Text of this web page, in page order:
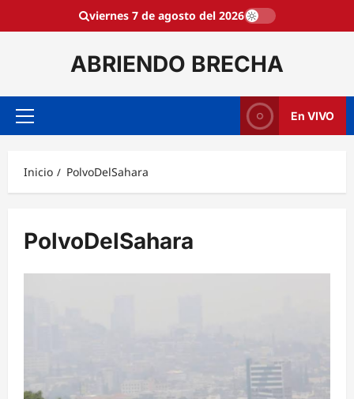
viernes 7 de agosto del 2026
ABRIENDO BRECHA
Menú
En VIVO
Inicio PolvoDelSahara
PolvoDelSahara